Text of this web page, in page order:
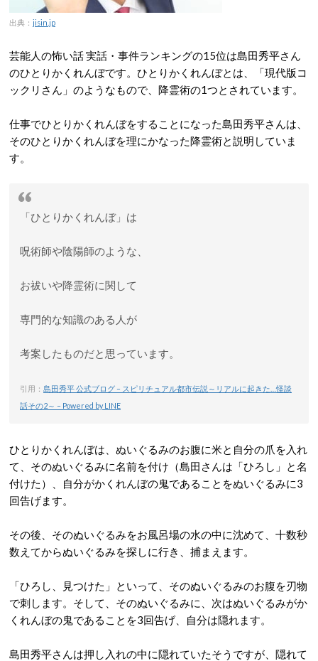
出典： jisin.jp
芸能人の怖い話 実話・事件ランキングの15位は島田秀平さん
のひとりかくれんぼです。ひとりかくれんぼとは、「現代版コ
ックリさん」のようなもので、降霊術の1つとされています。
仕事でひとりかくれんぼをすることになった島田秀平さんは、
そのひとりかくれんぼを理にかなった降霊術と説明していま
す。
「ひとりかくれんぼ」は
呪術師や陰陽師のような、
お祓いや降霊術に関して
専門的な知識のある人が
考案したものだと思っています。
引用： 島田秀平 公式ブログ – スピリチュアル都市伝説～リアルに起きた…怪談
話その2～ – Powered by LINE
ひとりかくれんぼは、ぬいぐるみのお腹に米と自分の爪を入れ
て、そのぬいぐるみに名前を付け（島田さんは「ひろし」と名
付けた）、自分がかくれんぼの鬼であることをぬいぐるみに3
回告げます。
その後、そのぬいぐるみをお風呂場の水の中に沈めて、十数秒
数えてからぬいぐるみを探しに行き、捕まえます。
「ひろし、見つけた」といって、そのぬいぐるみのお腹を刃物
で刺します。そして、そのぬいぐるみに、次はぬいぐるみがか
くれんぼの鬼であることを3回告げ、自分は隠れます。
島田秀平さんは押し入れの中に隠れていたそうですが、隠れて